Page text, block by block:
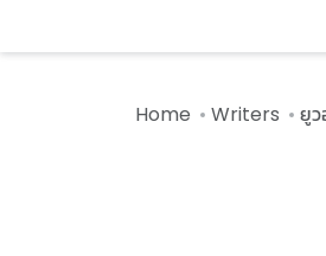
Home Writers ยูว